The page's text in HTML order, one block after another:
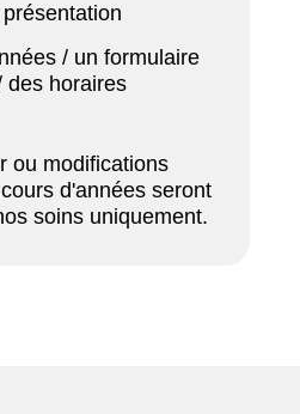
/ un formulaire
des horaires
ou modifications
d'années seront
soins uniquement.